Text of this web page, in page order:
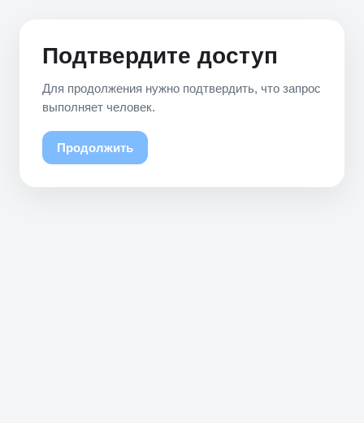
Подтвердите доступ
Для продолжения нужно подтвердить, что запрос
выполняет человек.
Продолжить